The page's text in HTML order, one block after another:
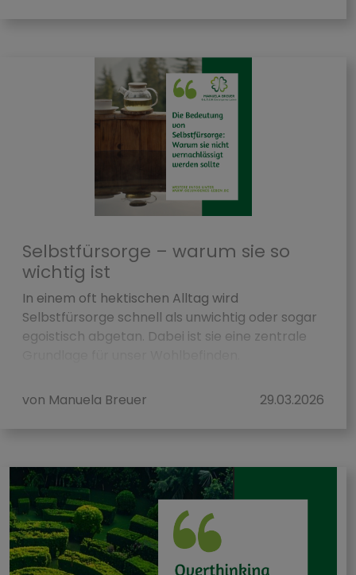
Selbstfürsorge – warum sie so
wichtig ist
In einem oft hektischen Alltag wird
Selbstfürsorge schnell als unwichtig oder sogar
egoistisch abgetan. Dabei ist sie eine zentrale
von Manuela Breuer
29.03.2026